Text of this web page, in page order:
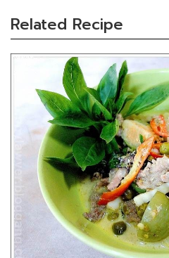
Related Recipe